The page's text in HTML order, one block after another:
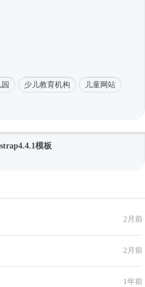
少儿教育机构 儿童网站
模板
2月前
2月前
1年前